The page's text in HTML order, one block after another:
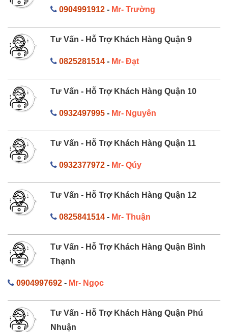
0904991912- Mr- Trường
Tư Vấn - Hỗ Trợ Khách Hàng Quận 9
0825281514- Mr- Đạt
Tư Vấn - Hỗ Trợ Khách Hàng Quận 10
0932497995- Mr- Nguyên
Tư Vấn - Hỗ Trợ Khách Hàng Quận 11
0932377972- Mr- Qúy
Tư Vấn - Hỗ Trợ Khách Hàng Quận 12
0825841514- Mr- Thuận
Tư Vấn - Hỗ Trợ Khách Hàng Quận Bình
Thạnh
0904997692 - Mr- Ngọc
Tư Vấn - Hỗ Trợ Khách Hàng Quận Phú
Nhuận